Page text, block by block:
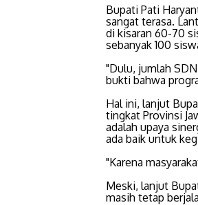
Bupati Pati
sangat terasa.
di kisaran 60-70
sebanyak 100
"Dulu, jumlah
bukti bahwa
Hal ini, lanjut
tingkat Provinsi
adalah upaya
ada baik untuk
"Karena
Meski, lanjut
masih tetap